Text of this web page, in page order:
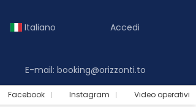
Italiano Accedi
E-mail: booking@orizzonti.to
Facebook Instagram Video operativi